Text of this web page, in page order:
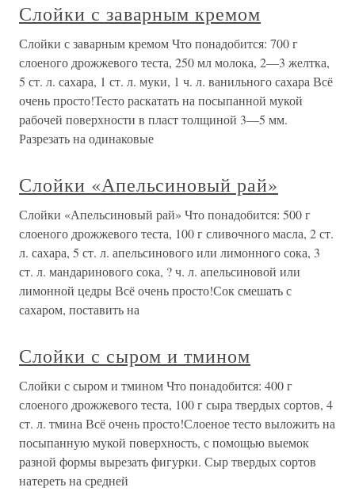
Слойки с заварным кремом
Слойки с заварным кремом Что понадобится: 700 г
слоеного дрожжевого теста, 250 мл молока, 2—3 желтка,
5 ст. л. сахара, 1 ст. л. муки, 1 ч. л. ванильного сахара Всё
очень просто!Тесто раскатать на посыпанной мукой
рабочей поверхности в пласт толщиной 3—5 мм.
Разрезать на одинаковые
Слойки «Апельсиновый рай»
Слойки «Апельсиновый рай» Что понадобится: 500 г
слоеного дрожжевого теста, 100 г сливочного масла, 2 ст.
л. сахара, 5 ст. л. апельсинового или лимонного сока, 3
ст. л. мандаринового сока, ? ч. л. апельсиновой или
лимонной цедры Всё очень просто!Сок смешать с
сахаром, поставить на
Слойки с сыром и тмином
Слойки с сыром и тмином Что понадобится: 400 г
слоеного дрожжевого теста, 100 г сыра твердых сортов, 4
ст. л. тмина Всё очень просто!Слоеное тесто выложить на
посыпанную мукой поверхность, с помощью выемок
разной формы вырезать фигурки. Сыр твердых сортов
натереть на средней